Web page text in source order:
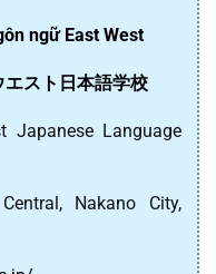
ngữ East West
エスト日本語学校
Japanese Language
Nakano City,